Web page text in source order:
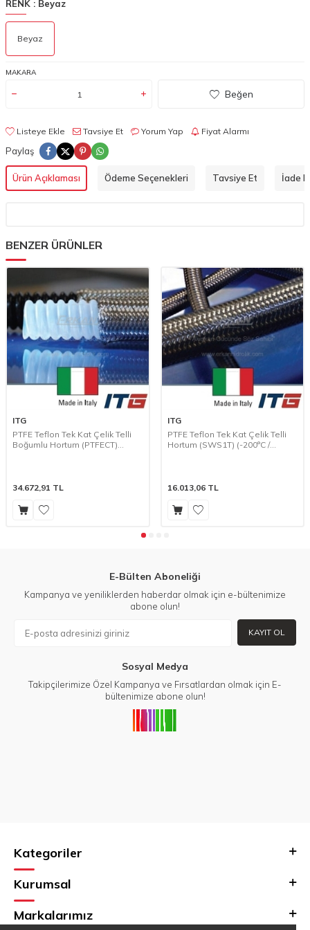
RENK : Beyaz
Beyaz
MAKARA
Beğen
Listeye Ekle Tavsiye Et Yorum Yap Fiyat Alarmı
Paylaş
Ürün Açıklaması Ödeme Seçenekleri Tavsiye Et İade
BENZER ÜRÜNLER
ITG
PTFE Teflon Tek Kat Çelik Telli
Boğumlu Hortum (PTFECT)
34.672,91 TL
ITG
PTFE Teflon Tek Kat Çelik Telli
Hortum (SWS1T) (-200°C /
16.013,06TL
E-Bülten Aboneliği
Kampanya ve yeniliklerden haberdar olmak için e-bültenimize
abone olun!
KAYIT OL
Sosyal Medya
Takipçilerimize Özel Kampanya ve Fırsatlardan olmak için E-
bültenimize abone olun!
Kategoriler
Kurumsal
Markalarımız